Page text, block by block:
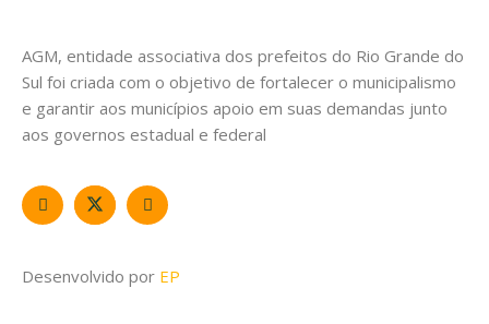
AGM, entidade associativa dos prefeitos do Rio Grande do
Sul foi criada com o objetivo de fortalecer o municipalismo
e garantir aos municípios apoio em suas demandas junto
aos governos estadual e federal
Desenvolvido por EP